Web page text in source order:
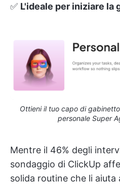
✅ L'ideale per iniziare la
Ottieni il tuo capo di
personale Super
Mentre il 46% degli
sondaggio di ClickUp
solida routine che li